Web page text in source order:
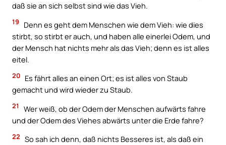
daß sie an sich selbst sind wie das Vieh.
19
Denn es geht dem Menschen wie dem Vieh: wie dies
stirbt, so stirbt er auch, und haben alle einerlei Odem, und
der Mensch hat nichts mehr als das Vieh; denn es ist alles
eitel.
20 Es fährt alles an einen Ort; es ist alles von Staub
gemacht und wird wieder zu Staub.
21
Wer weiß, ob der Odem der Menschen aufwärts fahre
und der Odem des Viehes abwärts unter die Erde fahre?
22 So sah ich denn, daß nichts Besseres ist, als daß ein